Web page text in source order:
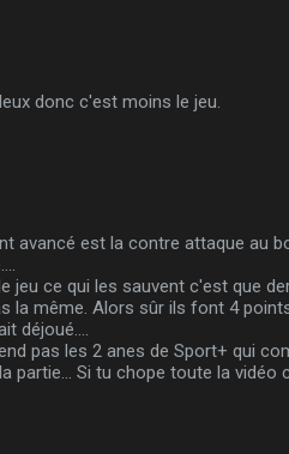
donc c'est moins le jeu.
avancé est la contre attaque au
ce qui les sauvent c'est que
la même. Alors sûr ils font 4
déjoué....
pas les 2 anes de Sport+ qui
partie... Si tu chope toute la vidéo